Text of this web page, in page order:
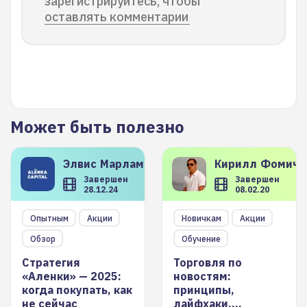
оставлять комментарии
Может быть полезно
Элвис Марламов
Завершен
28.12.24
Опытным
Акции
Обзор
Стратегия
«Аленки» — 2025:
когда покупать, как
не сейчас
Кирилл
Завершен
08.02.20
Новичкам
Акции
Обучение
Торговля по
новостям:
принципы,
лайфхаки,